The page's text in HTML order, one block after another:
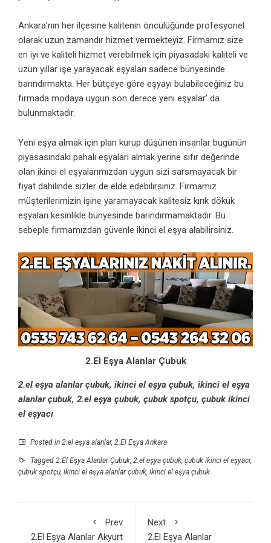
Ankara’nın her ilçesine kalitenin öncülüğünde profesyonel
olarak uzun zamandır hizmet vermekteyiz. Firmamız size
en iyi ve kaliteli hizmet verebilmek için piyasadaki kaliteli ve
uzun yıllar işe yarayacak eşyaları sadece bünyesinde
barındırmakta. Her bütçeye göre eşyayı bulabileceğiniz bu
firmada modaya uygun son derece yeni eşyalar’ da
bulunmaktadır.
Yeni eşya almak için plan kurup düşünen insanlar bugünün
piyasasındaki pahalı eşyaları almak yerine sıfır değerinde
olan ikinci el eşyalarımızdan uygun sizi sarsmayacak bir
fiyat dahilinde sizler de elde edebilirsiniz. Firmamız
müşterilerimizin işine yaramayacak kalitesiz kırık dökük
eşyaları kesinlikle bünyesinde barındırmamaktadır. Bu
sebeple firmamızdan güvenle ikinci el eşya alabilirsiniz.
2.El Eşya Alanlar Çubuk
2.el eşya alanlar çubuk, ikinci el eşya çubuk, ikinci el eşya
alanlar çubuk, 2.el eşya çubuk, çubuk spotçu, çubuk ikinci
el eşyacı
Posted in 2.el eşya alanlar, 2.El Eşya Ankara
Tagged 2.El Eşya Alanlar Çubuk 2.el eşya çubuk çubuk ikinci el eşyacı
çubuk spotçu ikinci el eşya alanlar çubuk ikinci el eşya çubuk
Prev
2.El Eşya Alanlar Akyurt
Next
2.El Eşya Alanlar